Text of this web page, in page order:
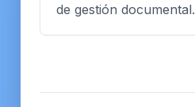
de gestión documental.